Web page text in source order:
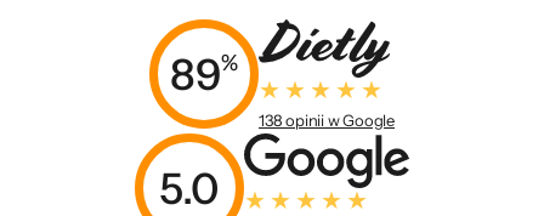
89%
138 opinii w Google
5.0